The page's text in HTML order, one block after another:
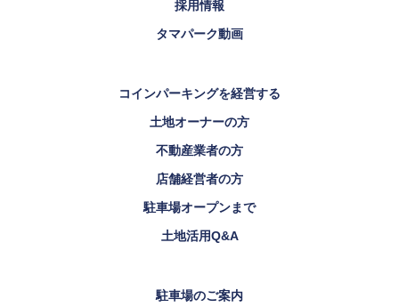
採用情報
タマパーク動画
コインパーキングを経営する
土地オーナーの方
不動産業者の方
店舗経営者の方
駐車場オープンまで
土地活用Q&A
駐車場のご案内